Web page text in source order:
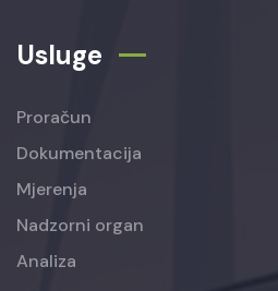
Usluge
Proračun
Dokumentacija
Mjerenja
Nadzorni organ
Analiza